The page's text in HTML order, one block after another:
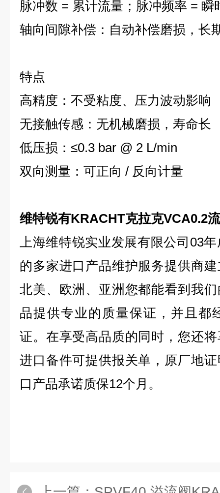
脉冲数 = 累计流量；脉冲频率 = 瞬
轴向间隙补偿：自动补偿磨损，长
特点
高精度：不受粘度、压力波动影响
无接触传感：无机械磨损，寿命长
低压损：≤0.3 bar @ 2 L/min
双向测量：可正向 / 反向计量
维特锐有KRACHT克拉克VCA0.2
上海维特锐实业发展有限公司03
的多家进口产品维护服务提供商
北美、欧洲、亚洲您都能看到我
品提供专业的质量保证，并且都
证。在享受高品质的同时，您还
进口备件可提供报关单，原厂地
口产品承诺质保12个月。